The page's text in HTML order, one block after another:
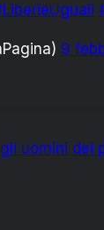
9
uomini dei